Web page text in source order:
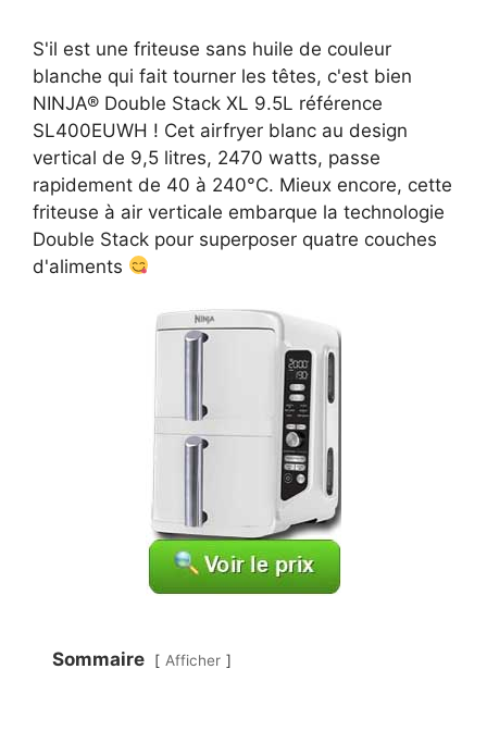
S'il est une friteuse sans huile de couleur
blanche qui fait tourner les têtes, c'est bien
NINJA® Double Stack XL 9.5L référence
SL400EUWH ! Cet airfryer blanc au design
vertical de 9,5 litres, 2470 watts, passe
rapidement de 40 à 240°C. Mieux encore, cette
friteuse à air verticale embarque la technologie
Double Stack pour superposer quatre couches
d'aliments
Sommaire Afficher